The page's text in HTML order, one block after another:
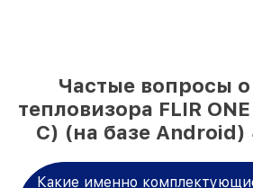
Частые вопросы
тепловизора FLIR
C) (на базе
Какие именно